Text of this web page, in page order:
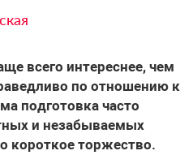
всего интереснее, чем
по отношению к
подготовка часто
и незабываемых
короткое торжество.